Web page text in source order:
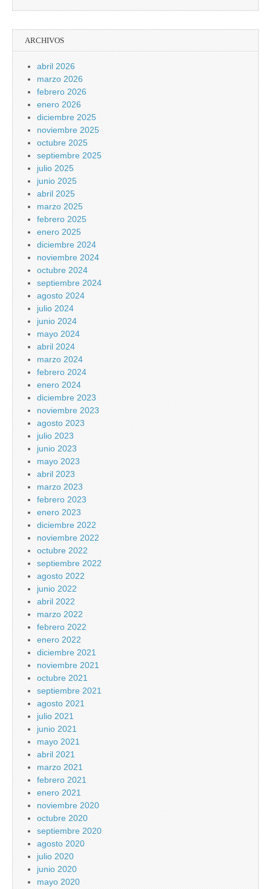
ARCHIVOS
abril 2026
marzo 2026
febrero 2026
enero 2026
diciembre 2025
noviembre 2025
octubre 2025
septiembre 2025
julio 2025
junio 2025
abril 2025
marzo 2025
febrero 2025
enero 2025
diciembre 2024
noviembre 2024
octubre 2024
septiembre 2024
agosto 2024
julio 2024
junio 2024
mayo 2024
abril 2024
marzo 2024
febrero 2024
enero 2024
diciembre 2023
noviembre 2023
agosto 2023
julio 2023
junio 2023
mayo 2023
abril 2023
marzo 2023
febrero 2023
enero 2023
diciembre 2022
noviembre 2022
octubre 2022
septiembre 2022
agosto 2022
junio 2022
abril 2022
marzo 2022
febrero 2022
enero 2022
diciembre 2021
noviembre 2021
octubre 2021
septiembre 2021
agosto 2021
julio 2021
junio 2021
mayo 2021
abril 2021
marzo 2021
febrero 2021
enero 2021
noviembre 2020
octubre 2020
septiembre 2020
agosto 2020
julio 2020
junio 2020
mayo 2020